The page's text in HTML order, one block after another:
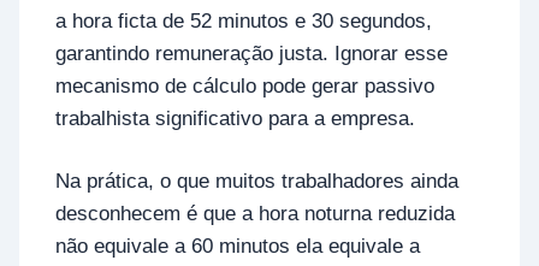
a hora ficta de 52 minutos e 30 segundos,
garantindo remuneração justa. Ignorar esse
mecanismo de cálculo pode gerar passivo
trabalhista significativo para a empresa.
Na prática, o que muitos trabalhadores ainda
desconhecem é que a hora noturna reduzida
não equivale a 60 minutos ela equivale a